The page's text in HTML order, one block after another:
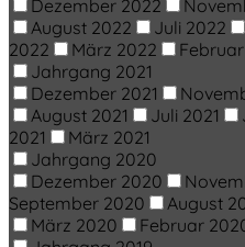
Dezember 2022
August 2022
Juli 2022
2022
März 2022
Jahrgang 2021
Dezember 2021
August 2021
Juli 2021
2021
März 2021
Jahrgang 2020
Dezember 2020
September 2020
August
März 2020
Februar